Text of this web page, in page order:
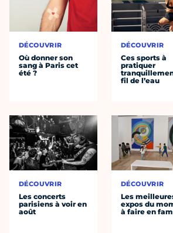
DÉCOUVRIR
Où donner son
sang à Paris cet
été ?
DÉCOUVRIR
Les concerts
parisiens à voir en
août
DÉCOUVRIR
Ces sports à
pratiquer
fil de l’eau
DÉCOUVRIR
Les
expos du
à faire en